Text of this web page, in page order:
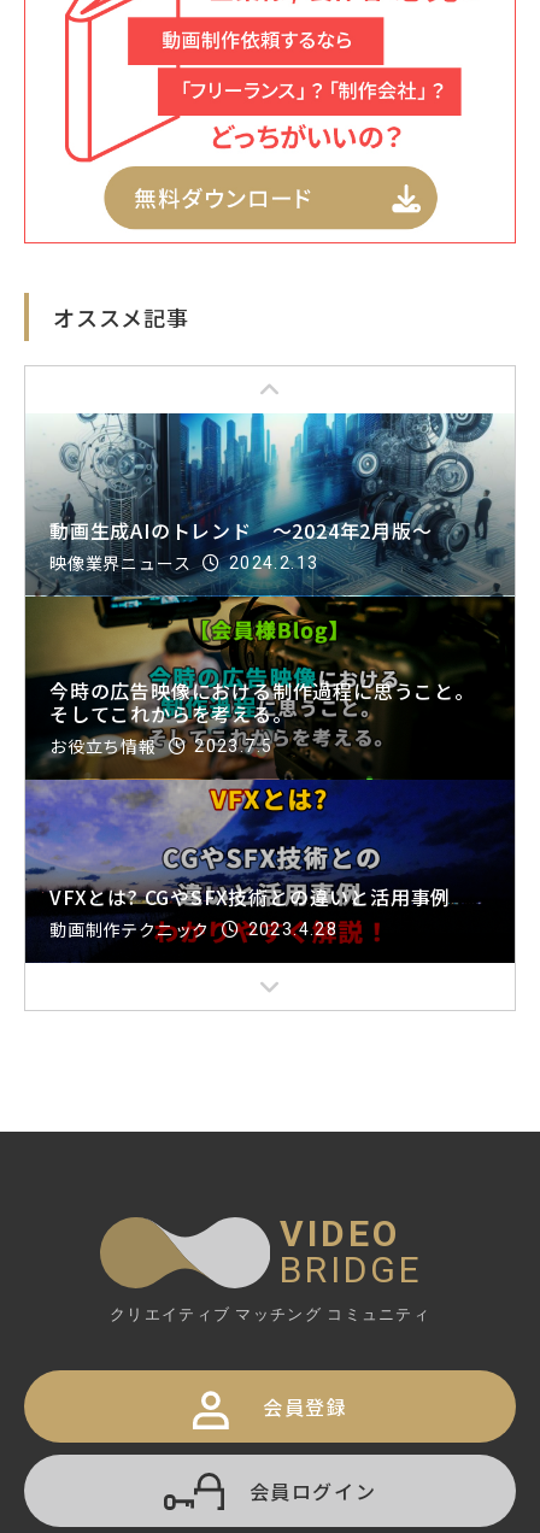
オススメ記事
動画制作テクニック 2023.4.28
縦型動画のメリットは? スマホ･SNS向けの作成
で押さえておきたいポイント
動画制作テクニック 2023.6.6
ポストプロダクション(ポスプロ)の仕事内容と
動画生成AIのトレンド ～2024年2月版～
映像業界ニュース 2024.2.13
今時の広告映像における制作過程に思うこと。
そしてこれからを考える。
お役立ち情報 2023.7.5
VFXとは? CGやSFX技術との違いと活用事例
動画制作テクニック 2023.4.28
ポストプロダクション(ポスプロ)の仕事内容と
動画制作テクニック
動画生成AIのトレンド ～2024年2月版～
2024.2.13
VIDEO
BRIDGE
クリエイティブ マッチング コミュニティ
会員登録
会員ログイン